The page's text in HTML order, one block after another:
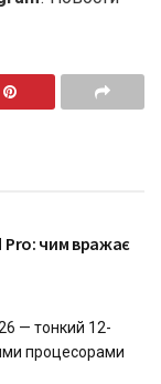
Pro: чим вражає
— тонкий 12-
процесорами